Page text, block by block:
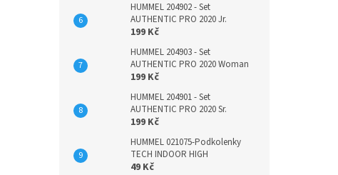
HUMMEL 204902 - Set
AUTHENTIC PRO 2020 Jr.
199 Kč
HUMMEL 204903 - Set
AUTHENTIC PRO 2020 Woman
199 Kč
HUMMEL 204901 - Set
AUTHENTIC PRO 2020 Sr.
199 Kč
HUMMEL 021075-Podkolenky
TECH INDOOR HIGH
49 Kč